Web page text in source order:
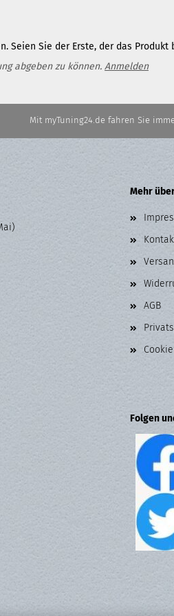
Seien Sie der Erste, der das Produkt
abgeben zu können. Anmelden
Mit myTuning24.de fahren Sie
Mehr
AGB
Folgen